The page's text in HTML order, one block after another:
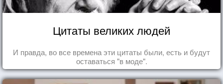
Цитаты великих людей
И правда, во все времена эти цитаты были, есть и будут
оставаться "в моде".